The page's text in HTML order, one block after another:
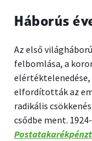
Háborús
Az első
felbomlása, a
elértéktelenedése,
elfordították az
radikális
csődbe ment.